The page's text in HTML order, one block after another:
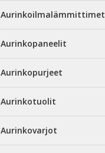
Aurinkoilmalämmittimet
Aurinkopaneelit
Aurinkopurjeet
Aurinkotuolit
Aurinkovarjot